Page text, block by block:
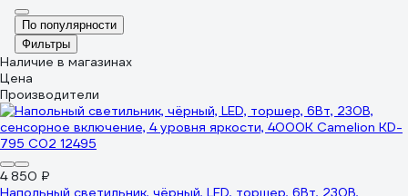
По популярности
Фильтры
Наличие в магазинах
Цена
Производители
4 850 ₽
Напольный светильник, чёрный, LED, торшер, 6Вт, 230В,